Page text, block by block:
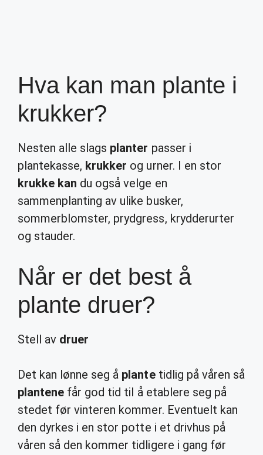
Hva kan man plante i
krukker?
Nesten alle slags planter passer i
plantekasse, krukker og urner. I en stor
krukke kan du også velge en
sammenplanting av ulike busker,
sommerblomster, prydgress, krydderurter
og stauder.
Når er det best å
plante druer?
Stell av druer
Det kan lønne seg å plantetidlig på våren så
plantene får god tid til å etablere seg på
stedet før vinteren kommer. Eventuelt kan
den dyrkes i en stor potte i et drivhus på
våren så den kommer tidligere i gang før